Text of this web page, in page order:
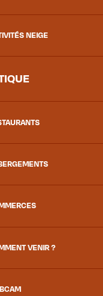
NEIGE
VENIR ?
et